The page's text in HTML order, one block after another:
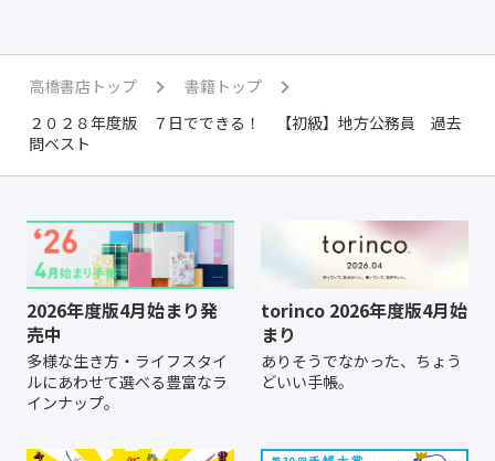
高橋書店トップ
書籍トップ
２０２８年度版 ７日でできる！ 【初級】地方公務員 過去
問ベスト
2026年度版4月始まり発
売中
多様な生き方・ライフスタイ
ルにあわせて選べる豊富なラ
インナップ。
torinco 2026年度版4月始
まり
ありそうでなかった、ちょう
どいい手帳。